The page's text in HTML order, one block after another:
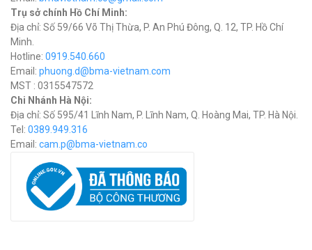
Trụ sở chính Hồ Chí Minh:
Địa chỉ: Số 59/66 Võ Thị Thừa, P. An Phú Đông, Q. 12, TP. Hồ Chí
Minh.
Hotline: 0919.540.660
Email: phuong.d@bma-vietnam.com
MST : 0315547572
Chi Nhánh Hà Nội:
Địa chỉ: Số 595/41 Lĩnh Nam, P. Lĩnh Nam, Q. Hoàng Mai, TP. Hà Nội.
Tel: 0389.949.316
Email: cam.p@bma-vietnam.co